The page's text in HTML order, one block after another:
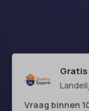
Vraag binnen